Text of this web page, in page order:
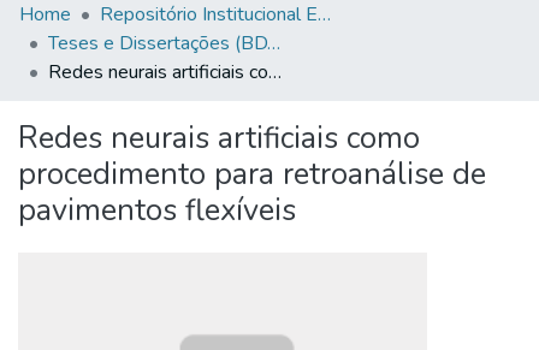
Communities & Collections
All of DSpace
Statistics
Home
Repositório Institucional EESC
Teses e Dissertações (BDTD USP)
Redes neurais artificiais como procedimento para retroanálise de pavimentos flexíveis
Redes neurais artificiais como
procedimento para retroanálise de
pavimentos flexíveis